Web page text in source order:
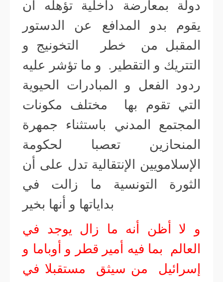
دولة بمعارضة داخلية تؤهله أن
يقوم بدو المدافع عن الدستور
المقبل من خطر التخونيج و
التتريك و التقطير. و ما تؤشر عليه
ردود الفعل و المبادرات الحيوية
التي تقوم بها مختلف مكونات
المجتمع المدني باستثناء جمهرة
المنحازين تعصبا لحكومة
الإسلامويين الإنتقالية تدل على أن
الثورة التونسية ما زالت في
بداياتها و أنها بخير
و لا أظن أنه ما زال يوجد في
العالم بما فيه أمير قطر و أوباما و
إسرائيل من سيثق مستقبلا في